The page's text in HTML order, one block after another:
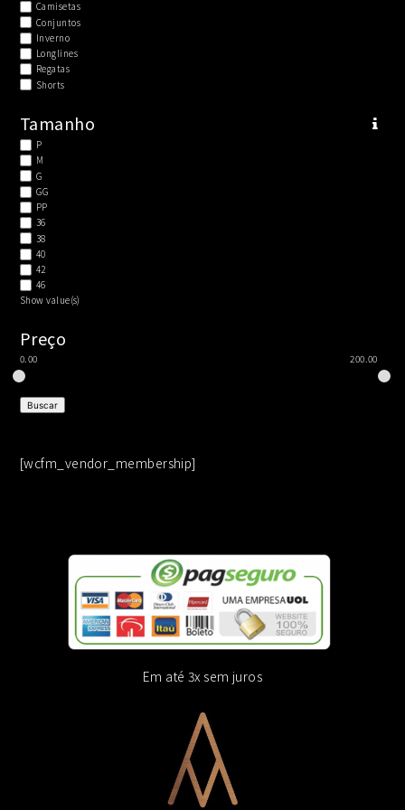
Camisetas
Conjuntos
Inverno
Longlines
Regatas
Shorts
Tamanho
P
M
G
GG
PP
36
38
40
42
46
Show value(s)
Preço
0.00 200.00
Buscar
[wcfm_vendor_membership]
Em até 3x sem juros